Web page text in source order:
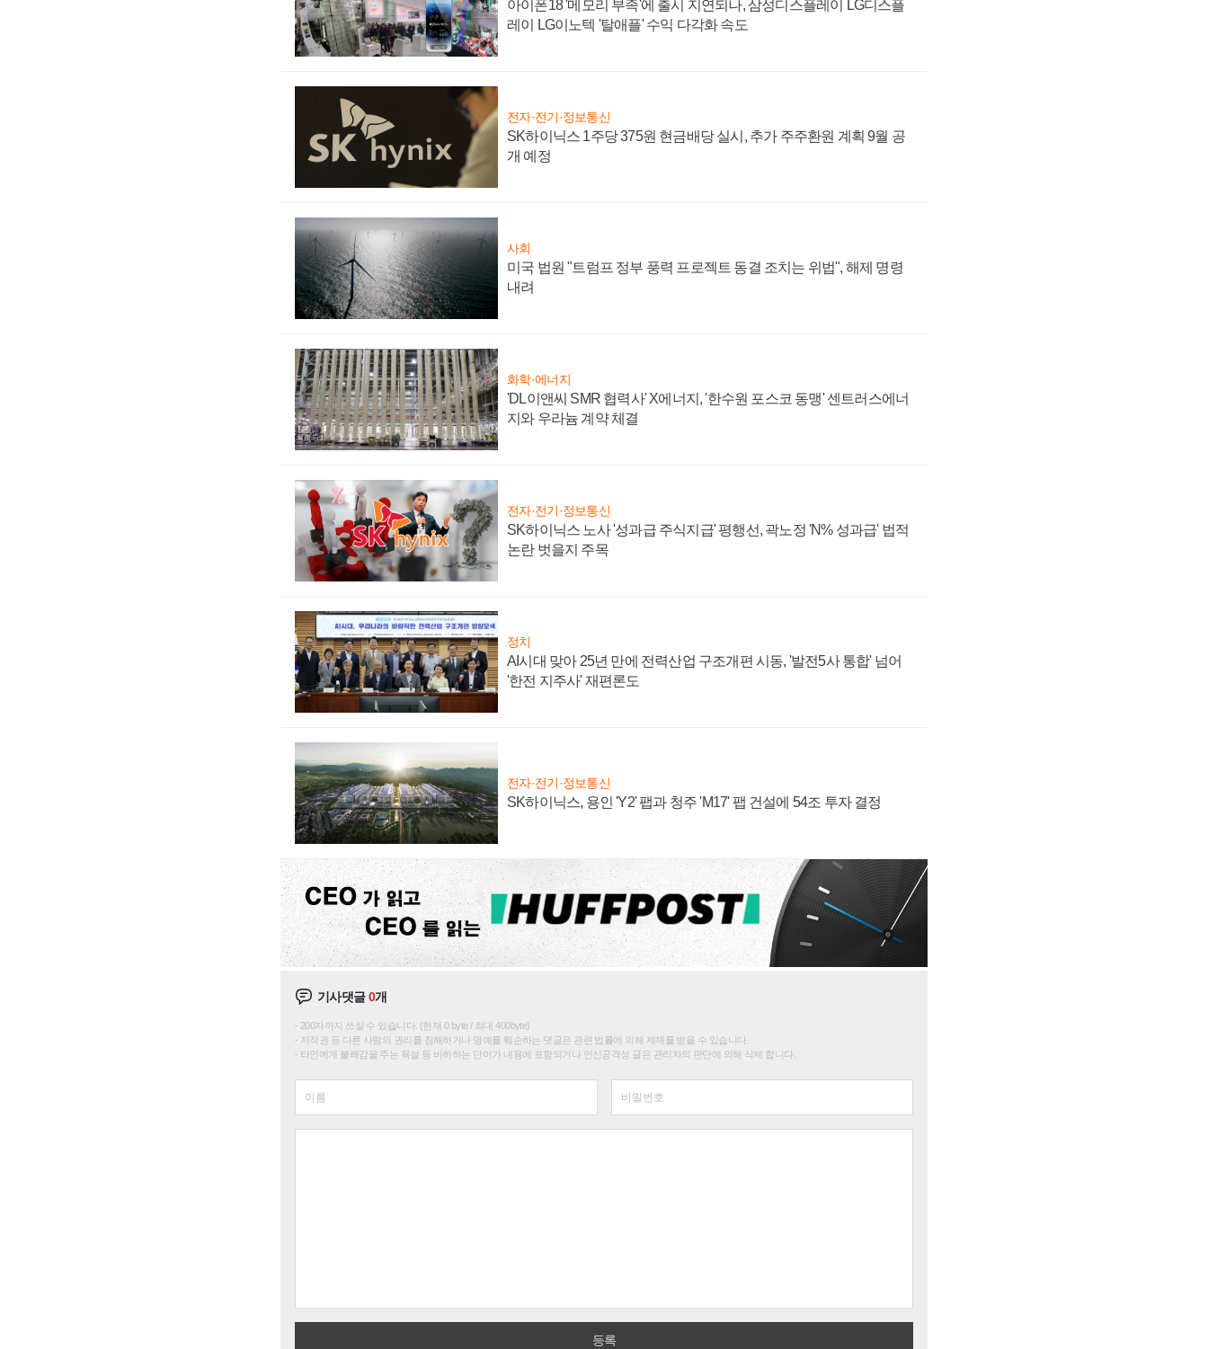
아이폰18 '메모리 부족'에 출시 지연되나, 삼성디스플레이 LG디스플
레이 LG이노텍 '탈애플' 수익 다각화 속도
전자·전기·정보통신
SK하이닉스 1주당 375원 현금배당 실시, 추가 주주환원 계획 9월 공
개 예정
사회
미국 법원 "트럼프 정부 풍력 프로젝트 동결 조치는 위법", 해제 명령
내려
화학·에너지
'DL이앤씨 SMR 협력사' X에너지, '한수원 포스코 동맹' 센트러스에너
지와 우라늄 계약 체결
전자·전기·정보통신
SK하이닉스 노사 '성과급 주식지급' 평행선, 곽노정 'N% 성과급' 법적
논란 벗을지 주목
정치
AI시대 맞아 25년 만에 전력산업 구조개편 시동, '발전5사 통합' 넘어
'한전 지주사' 재편론도
전자·전기·정보통신
SK하이닉스, 용인 'Y2' 팹과 청주 'M17' 팹 건설에 54조 투자 결정
기사댓글0개
200자까지 쓰실 수 있습니다. (현재 0 byte / 최대 400byte)
저작권 등 다른 사람의 권리를 침해하거나 명예를 훼손하는 댓글은 관련 법률에 의해 제재를 받을 수 있습니다.
타인에게 불쾌감을 주는 욕설 등 비하하는 단어가 내용에 포함되거나 인신공격성 글은 관리자의 판단에 의해 삭제 합니다.